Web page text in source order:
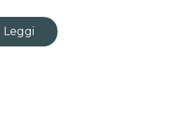
Leggi